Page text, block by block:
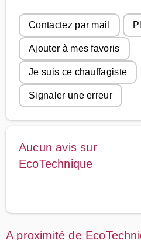
Contactez par mail
Ajouter à mes favoris
Je suis ce chauffagiste
Signaler une erreur
Aucun avis sur
EcoTechnique
A proximité de